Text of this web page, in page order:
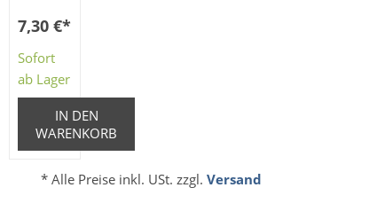
7,30 €*
Sofort
ab Lager
IN DEN
WARENKORB
* Alle Preise inkl. USt. zzgl. Versand